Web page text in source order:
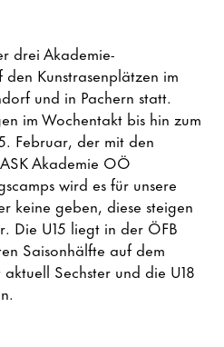
drei Akademie-
Kunstrasenplätzen im
und in Pachern statt.
im Wochentakt bis hin zum
Februar, der mit den
Akademie OÖ
wird es für unsere
keine geben, diese steigen
Die U15 liegt in der ÖFB
Saisonhälfte auf dem
Sechster und die U18